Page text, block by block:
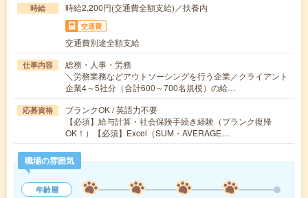
時給 時給2,200円(交通費全額支給)／扶養内
交通費
交通費別途全額支給
仕事内容
総務・人事・労務
＼労務業務などアウトソーシングを行う企業／クライアント
企業4～5社分（合計600～700名規模）の給…
応募資格
ブランクOK / 英語力不要
【必須】給与計算・社会保険手続き経験（ブランク復帰
OK！）【必須】Excel（SUM・AVERAGE…
職場の雰囲気
年齢層